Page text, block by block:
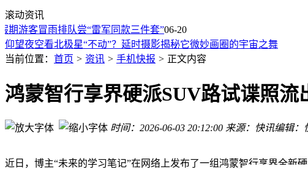
滚动资讯
游客冒雨排队尝“雷军同款三件套”06-20
华为阔直板手机年底登场：16:10阔屏+7K大电池，直板平替新选择
端午民俗焕新彩：龙舟香包粽子齐发力 特色产业“节”外生枝绽活力
仰望夜空看北极星“不动”？延时摄影揭秘它微妙画圈的宇宙之舞
手机电量告急：那抹红色如何牵动现代人的敏感神经？
iQOO Z11i即将登场！三款配色惊艳亮相，还有万级电池新机等新品在
iPhone 18 Pro或迎涨价潮？成本攀升与配置升级成背后推手
荣耀X70 Pro Max上架，1999元起售，大电池快充直屏，配置如何？
华为“世界”商标初审引热议，周兆成：公共词汇注册莫越法律边界
当前位置： 首页 > 资讯 > 手机快报 > 正文内容
鸿蒙智行享界硬派SUV路试谍照
时间：2026-06-03 20:12:00 来源：快讯编辑：
近日，博主“未来的学习笔记”在网络上发布了一组鸿蒙智行享界全新